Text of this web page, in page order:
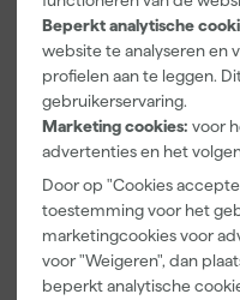
Beperkt analytische
website te analyseren en
profielen aan te leggen.
gebruikerservaring.
Marketing cookies: voor
advertenties en het
Door op "Cookies
toestemming voor het
marketingcookies voor
voor "Weigeren", dan
beperkt analytische
nieuwe kart gemakkelijk te
tegen iedere gewenste
aan een meubelstuk, kozijn,
je beter zien hoe de kleur in
achtergrondkleur van de
geworden, waardoor het
kaart geverfd in de kwaliteit
Emulsion. Hierdoor zijn de
matte, krijtachtige afwerking
de ultieme kleurervaring!